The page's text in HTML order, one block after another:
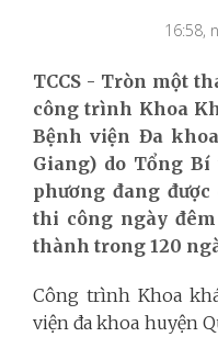
16:58,
TCCS - Tròn một
công trình Khoa
Bệnh viện Đa
Giang) do Tổng
phương đang
thi công ngày
thành trong 120
Công trình Khoa
viện đa khoa huyện